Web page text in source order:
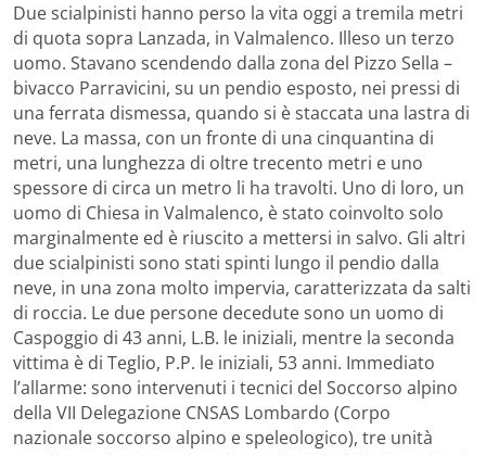
Due scialpinisti hanno perso la vita oggi a tremila metri
di quota sopra Lanzada, in Valmalenco. Illeso un terzo
uomo. Stavano scendendo dalla zona del Pizzo Sella –
bivacco Parravicini, su un pendio esposto, nei pressi di
una ferrata dismessa, quando si è staccata una lastra di
neve. La massa, con un fronte di una cinquantina di
metri, una lunghezza di oltre trecento metri e uno
spessore di circa un metro li ha travolti. Uno di loro, un
uomo di Chiesa in Valmalenco, è stato coinvolto solo
marginalmente ed è riuscito a mettersi in salvo. Gli altri
due scialpinisti sono stati spinti lungo il pendio dalla
neve, in una zona molto impervia, caratterizzata da salti
di roccia. Le due persone decedute sono un uomo di
Caspoggio di 43 anni, L.B. le iniziali, mentre la seconda
vittima è di Teglio, P.P. le iniziali, 53 anni. Immediato
l’allarme: sono intervenuti i tecnici del Soccorso alpino
della VII Delegazione CNSAS Lombardo (Corpo
nazionale soccorso alpino e speleologico), tre unità